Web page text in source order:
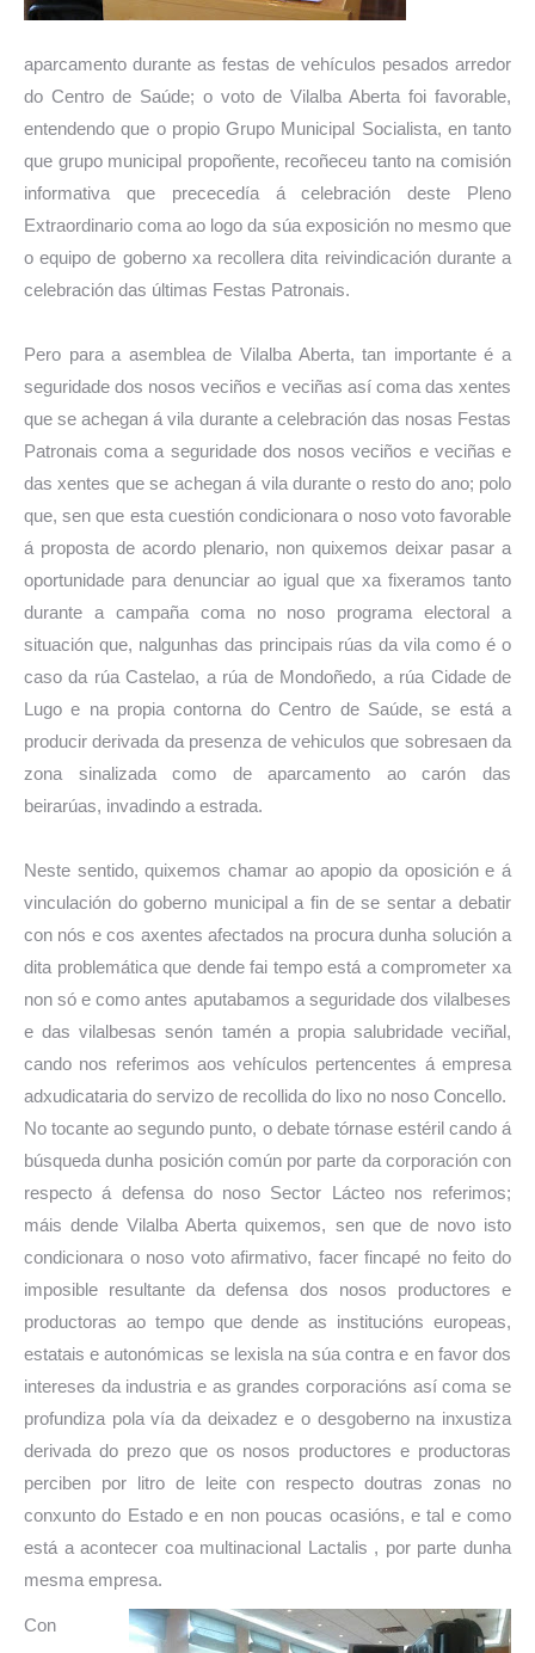
aparcamento durante as festas de vehículos pesados arredor
do Centro de Saúde; o voto de Vilalba Aberta foi favorable,
entendendo que o propio Grupo Municipal Socialista, en tanto
que grupo municipal propoñente, recoñeceu tanto na comisión
informativa que prececedía á celebración deste Pleno
Extraordinario coma ao logo da súa exposición no mesmo que
o equipo de goberno xa recollera dita reivindicación durante a
celebración das últimas Festas Patronais.
Pero para a asemblea de Vilalba Aberta, tan importante é a
seguridade dos nosos veciños e veciñas así coma das xentes
que se achegan á vila durante a celebración das nosas Festas
Patronais coma a seguridade dos nosos veciños e veciñas e
das xentes que se achegan á vila durante o resto do ano; polo
que, sen que esta cuestión condicionara o noso voto favorable
á proposta de acordo plenario, non quixemos deixar pasar a
oportunidade para denunciar ao igual que xa fixeramos tanto
durante a campaña coma no noso programa electoral a
situación que, nalgunhas das principais rúas da vila como é o
caso da rúa Castelao, a rúa de Mondoñedo, a rúa Cidade de
Lugo e na propia contorna do Centro de Saúde, se está a
producir derivada da presenza de vehiculos que sobresaen da
zona sinalizada como de aparcamento ao carón das
beirarúas, invadindo a estrada.
Neste sentido, quixemos chamar ao apopio da oposición e á
vinculación do goberno municipal a fin de se sentar a debatir
con nós e cos axentes afectados na procura dunha solución a
dita problemática que dende fai tempo está a comprometer xa
non só e como antes aputabamos a seguridade dos vilalbeses
e das vilalbesas senón tamén a propia salubridade veciñal,
cando nos referimos aos vehículos pertencentes á empresa
adxudicataria do servizo de recollida do lixo no noso Concello.
No tocante ao segundo punto, o debate tórnase estéril cando á
búsqueda dunha posición común por parte da corporación con
respecto á defensa do noso Sector Lácteo nos referimos;
máis dende Vilalba Aberta quixemos, sen que de novo isto
condicionara o noso voto afirmativo, facer fincapé no feito do
imposible resultante da defensa dos nosos productores e
productoras ao tempo que dende as institucións europeas,
estatais e autonómicas se lexisla na súa contra e en favor dos
intereses da industria e as grandes corporacións así coma se
profundiza pola vía da deixadez e o desgoberno na inxustiza
derivada do prezo que os nosos productores e productoras
perciben por litro de leite con respecto doutras zonas no
conxunto do Estado e en non poucas ocasións, e tal e como
está a acontecer coa multinacional Lactalis , por parte dunha
mesma empresa.
Con